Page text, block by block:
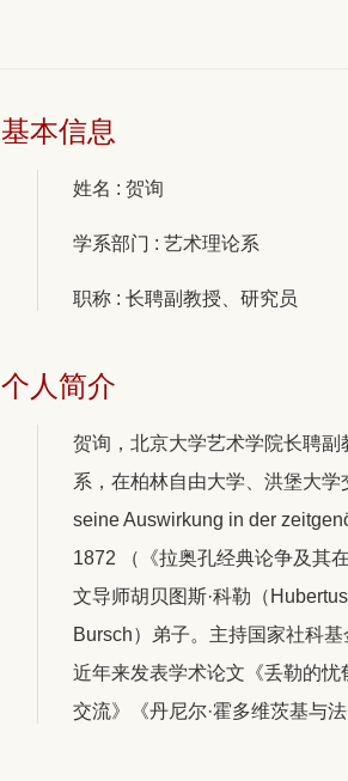
基本信息
姓名 : 贺询
学系部门 : 艺术理论系
职称 : 长聘副教授、研究员
个人简介
贺询，北京大学艺术学院长聘
系，在柏林自由大学、洪堡大
seine Auswirkung in der
1872 （《拉奥孔经典论争及其
文导师胡贝图斯·科勒（
Bursch）弟子。主持国家社科基
近年来发表学术论文《丢勒的忧
交流》《丹尼尔·霍多维茨基与法